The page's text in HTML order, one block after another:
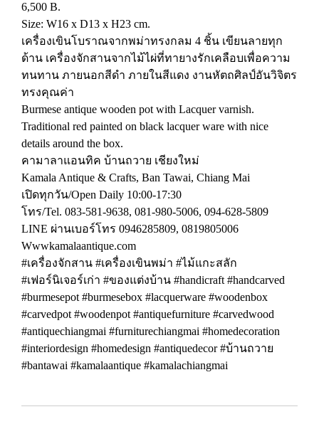
6,500 B.
Size: W16 x D13 x H23 cm.
เครื่องเขินโบราณจากพม่าทรงกลม 4 ชิ้น เขียนลายทุก
ด้าน เครื่องจักสานจากไม้ไผ่ที่ทายางรักเคลือบเพื่อความ
ทนทาน ภายนอกสีดำ ภายในสีแดง งานหัตถศิลป์อันวิจิตร
ทรงคุณค่า
Burmese antique wooden pot with Lacquer varnish.
Traditional red painted on black lacquer ware with nice
details around the box.
คามาลาแอนทิค บ้านถวาย เชียงใหม่
Kamala Antique & Crafts, Ban Tawai, Chiang Mai
เปิดทุกวัน/Open Daily 10:00-17:30
โทร/Tel. 083-581-9638, 081-980-5006, 094-628-5809
LINE ผ่านเบอร์โทร 0946285809, 0819805006
Wwwkamalaantique.com
#เครื่องจักสาน #เครื่องเขินพม่า #ไม้แกะสลัก
#เฟอร์นิเจอร์เก่า #ของแต่งบ้าน #handicraft #handcarved
#burmesepot #burmesebox #lacquerware #woodenbox
#carvedpot #woodenpot #antiquefurniture #carvedwood
#antiquechiangmai #furniturechiangmai #homedecoration
#interiordesign #homedesign #antiquedecor #บ้านถวาย
#bantawai #kamalaantique #kamalachiangmai